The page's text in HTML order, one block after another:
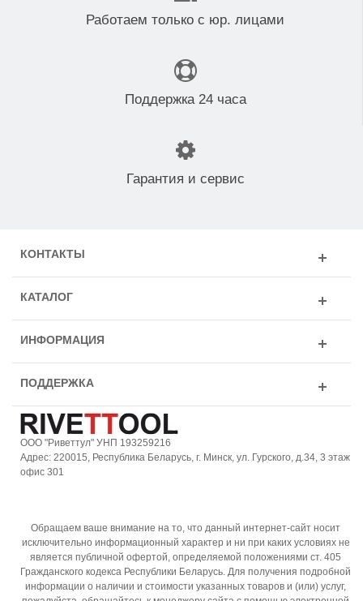
Работаем только с юр. лицами
Поддержка 24 часа
Гарантия и сервис
КОНТАКТЫ
КАТАЛОГ
ИНФОРМАЦИЯ
ПОДДЕРЖКА
ООО "Риветтул" УНП 193259216
Адрес: 220015, Республика Беларусь, г. Минск, ул. Гурского, д.34, 3 этаж
офис 301
Обращаем ваше внимание на то, что данный интернет-сайт носит
исключительно информационный характер и ни при каких условиях не
является публичной офертой, определяемой положениями ст. 405
Гражданского кодекса Республики Беларусь. Для получения подробной
информации о наличии и стоимости указанных товаров и (или) услуг,